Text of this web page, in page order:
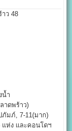
ว 48
น้ำ
าดพร้าว)​
ภัมภ์, 7-11(มาก)​
แห่ง และคอนโดฯ